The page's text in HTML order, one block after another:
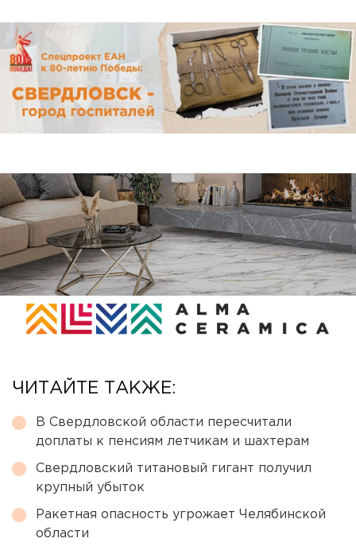
ЧИТАЙТЕ ТАКЖЕ:
В Свердловской области пересчитали
доплаты к пенсиям летчикам и шахтерам
Свердловский титановый гигант получил
крупный убыток
Ракетная опасность угрожает Челябинской
области